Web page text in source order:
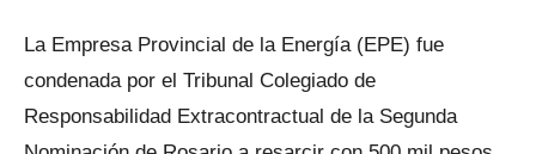
La Empresa Provincial de la Energía (EPE) fue
condenada por el Tribunal Colegiado de
Responsabilidad Extracontractual de la Segunda